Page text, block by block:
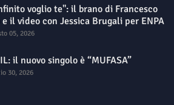
voglio te": il brano di Francesco
e il video con Jessica Brugali per ENPA
05, 2026
il nuovo singolo è “MUFASA”
30, 2026